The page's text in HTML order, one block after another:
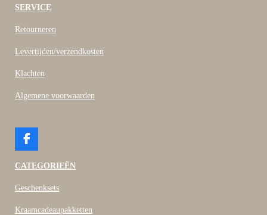
SERVICE
Retourneren
Levertijden/verzendkosten
Klachten
Algemene voorwaarden
F
c
b
o
CATEGORIEËN
Geschenksets
Kraamcadeaupakketten